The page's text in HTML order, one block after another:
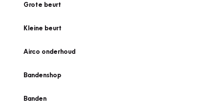
Grote beurt
Kleine beurt
Airco onderhoud
Bandenshop
Banden